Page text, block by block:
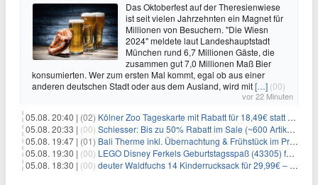
Das Oktoberfest auf der Theresienwiese
ist seit vielen Jahrzehnten ein Magnet für
Millionen von Besuchern. "Die Wiesn
2024" meldete laut Landeshauptstadt
München rund 6,7 Millionen Gäste, die
zusammen gut 7,0 Millionen Maß Bier
konsumierten. Wer zum ersten Mal kommt, egal ob aus einer
anderen deutschen Stadt oder aus dem Ausland, wird mit[…] (00)
vor 22 Minuten
05.08. 20:40 | (02) Kölner Zoo Tageskarte mit Rabatt für 18,49€ statt 29,50€ – einlösbar bis Dezember
05.08. 20:33 | (00) Schiesser: Bis zu 50% Rabatt im Sale (~600 Artikel zur Auswahl)
05.08. 19:47 | (01) Bali Therme inkl. Übernachtung & Frühstück im Premium Hotel (Bad Oeynhausen) ab 89€ p.P.
05.08. 19:30 | (00) LEGO Disney Ferkels Geburtstagsspaß (43305) für 29,10€
05.08. 18:30 | (00) deuter Waldfuchs 14 Kinderrucksack für 29,99€ – Amber-maple